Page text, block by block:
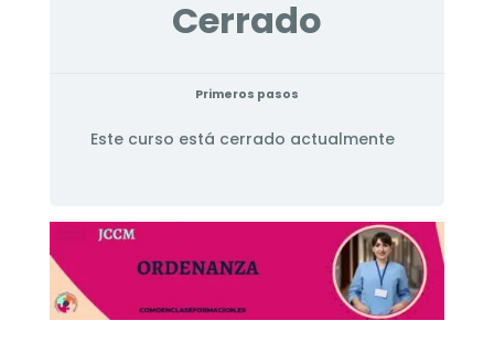
Cerrado
Primeros pasos
Este curso está cerrado actualmente